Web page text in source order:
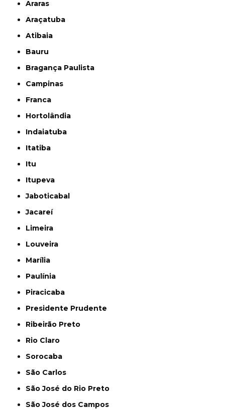
Araras
Araçatuba
Atibaia
Bauru
Bragança Paulista
Campinas
Franca
Hortolândia
Indaiatuba
Itatiba
Itu
Itupeva
Jaboticabal
Jacareí
Limeira
Louveira
Marília
Paulínia
Piracicaba
Presidente Prudente
Ribeirão Preto
Rio Claro
Sorocaba
São Carlos
São José do Rio Preto
São José dos Campos